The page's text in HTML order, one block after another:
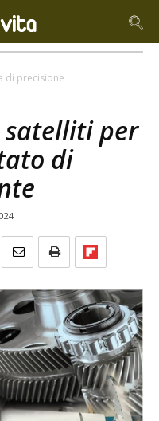
di precisione
satelliti per
di